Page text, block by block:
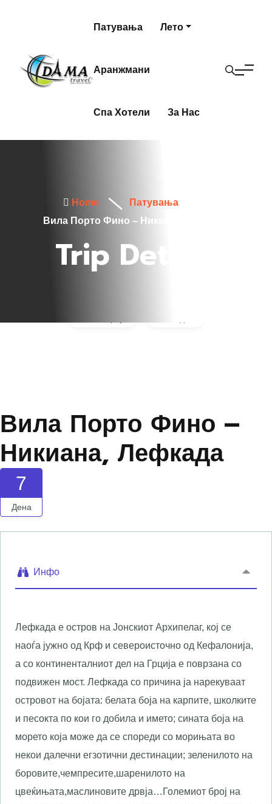
Патувања Лето
Аранжмани
Спа Хотели За Нас
Home
Патувања
Вила Порто Фино – Никиана, Лефкада
Trip Details
Вила Порто Фино –
Никиана, Лефкада
7
Дена
Инфо
Лефкада е остров на Јонскиот Архипелаг, кој се
наоѓа јужно од Крф и североисточно од Кефалонија,
а со континенталниот дел на Грција е поврзана со
подвижен мост. Лефкада со причина ја нарекуваат
островот на бојата: белата боја на карпите, школките
и песокта по кои го добила и името; сината боја на
морето која може да се спореди со морињата во
некои далечни егзотични дестинации; зеленилото на
боровите,чемпресите,шаренилото на
цвеќињата,маслиновите дрвја…Големиот број на